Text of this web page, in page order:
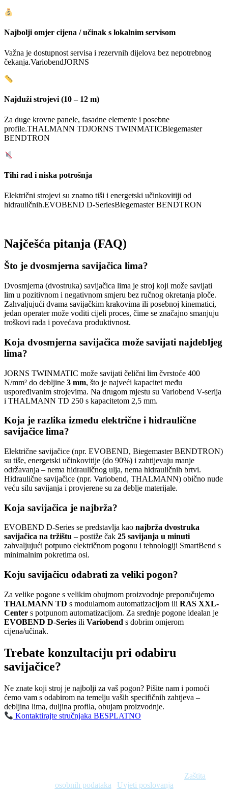
Najbolji omjer cijena / učinak s lokalnim servisom
Važna je dostupnost servisa i rezervnih dijelova bez nepotrebnog
čekanja.VariobendJORNS
Najduži strojevi (10 – 12 m)
Za duge krovne panele, fasadne elemente i posebne
profile.THALMANN TDJORNS TWINMATICBiegemaster
BENDTRON
Tihi rad i niska potrošnja
Električni strojevi su znatno tiši i energetski učinkovitiji od
hidrauličnih.EVOBEND D-SeriesBiegemaster BENDTRON
Najčešća pitanja (FAQ)
Što je dvosmjerna savijačica lima?
Dvosmjerna (dvostruka) savijačica lima je stroj koji može savijati
lim u pozitivnom i negativnom smjeru bez ručnog okretanja ploče.
Zahvaljujući dvama savijačkim krakovima ili posebnoj kinematici,
jedan operater može voditi cijeli proces, čime se značajno smanjuju
troškovi rada i povećava produktivnost.
Koja dvosmjerna savijačica može savijati najdebljeg
lima?
JORNS TWINMATIC može savijati čelični lim čvrstoće 400
N/mm² do debljine 3 mm, što je najveći kapacitet među
uspoređivanim strojevima. Na drugom mjestu su Variobend V-serija
i THALMANN TD 250 s kapacitetom 2,5 mm.
Koja je razlika između električne i hidraulične
savijačice lima?
Električne savijačice (npr. EVOBEND, Biegemaster BENDTRON)
su tiše, energetski učinkovitije (do 90%) i zahtijevaju manje
održavanja – nema hidrauličnog ulja, nema hidrauličnih brtvi.
Hidraulične savijačice (npr. Variobend, THALMANN) obično nude
veću silu savijanja i provjerene su za deblje materijale.
Koja savijačica je najbrža?
EVOBEND D-Series se predstavlja kao najbrža dvostruka
savijačica na tržištu – postiže čak 25 savijanja u minuti
zahvaljujući potpuno električnom pogonu i tehnologiji SmartBend s
minimalnim pokretima osi.
Koju savijačicu odabrati za veliki pogon?
Za velike pogone s velikim obujmom proizvodnje preporučujemo
THALMANN TD s modularnom automatizacijom ili RAS XXL-
Center s potpunom automatizacijom. Za srednje pogone idealan je
EVOBEND D-Series ili Variobend s dobrim omjerom
cijena/učinak.
Trebate konzultaciju pri odabiru
savijačice?
Ne znate koji stroj je najbolji za vaš pogon? Pišite nam i pomoći
ćemo vam s odabirom na temelju vaših specifičnih zahtjeva –
debljina lima, duljina profila, obujam proizvodnje.
Kontaktirajte stručnjaka BESPLATNO
Zaštita
osobnih podataka
Uvjeti poslovanja